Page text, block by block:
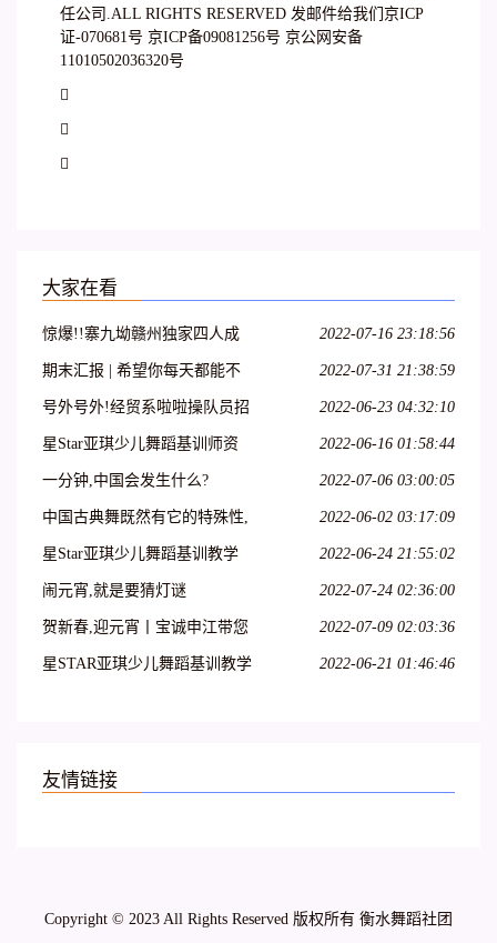
任公司.ALL RIGHTS RESERVED 发邮件给我们京ICP
证-070681号 京ICP备09081256号 京公网安备
11010502036320号



大家在看
惊爆!!寨九坳赣州独家四人成
团天天发!!!
2022-07-16 23:18:56
期末汇报 | 希望你每天都能不
愧芳华地起舞
2022-07-31 21:38:59
号外号外!经贸系啦啦操队员招
募开始啦!
2022-06-23 04:32:10
星Star亚琪少儿舞蹈基训师资
班在吕梁爱艺开课啦!
2022-06-16 01:58:44
一分钟,中国会发生什么? 2022-07-06 03:00:05
中国古典舞既然有它的特殊性,
那么,古典舞演员就必须具备表
2022-06-02 03:17:09
星Star亚琪少儿舞蹈基训教学
法师资班第二十七期—呼和浩
2022-06-24 21:55:02
闹元宵,就是要猜灯谜 2022-07-24 02:36:00
贺新春,迎元宵丨宝诚申江带您
一起猜灯谜
2022-07-09 02:03:36
星STAR亚琪少儿舞蹈基训教学
2022-06-21 01:46:46
友情链接
Copyright © 2023 All Rights Reserved 版权所有 衡水舞蹈社团